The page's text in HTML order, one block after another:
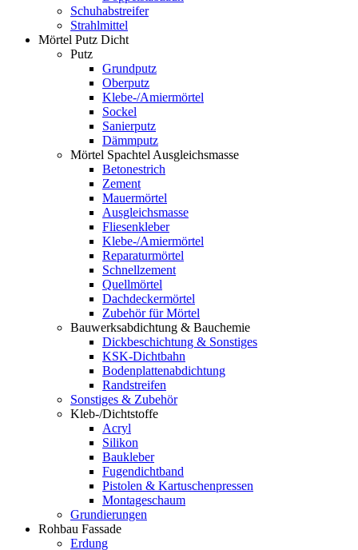
Schuhabstreifer
Strahlmittel
Mörtel Putz Dicht
Putz
Grundputz
Oberputz
Klebe-/Amiermörtel
Sockel
Sanierputz
Dämmputz
Mörtel Spachtel Ausgleichsmasse
Betonestrich
Zement
Mauermörtel
Ausgleichsmasse
Fliesenkleber
Klebe-/Amiermörtel
Reparaturmörtel
Schnellzement
Quellmörtel
Dachdeckermörtel
Zubehör für Mörtel
Bauwerksabdichtung & Bauchemie
Dickbeschichtung & Sonstiges
KSK-Dichtbahn
Bodenplattenabdichtung
Randstreifen
Sonstiges & Zubehör
Kleb-/Dichtstoffe
Acryl
Silikon
Baukleber
Fugendichtband
Pistolen & Kartuschenpressen
Montageschaum
Grundierungen
Rohbau Fassade
Erdung